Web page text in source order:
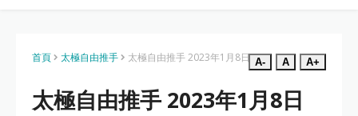
首頁 太極自由推手 太極自由推手 2023年1月8日 A- A A+
太極自由推手 2023年1月8日